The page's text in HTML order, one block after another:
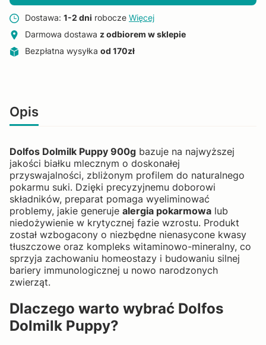
Dostawa: 1-2 dni robocze Więcej
Darmowa dostawa z odbiorem w sklepie
Bezpłatna wysyłka od 170zł
Opis
Dolfos Dolmilk Puppy 900g bazuje na najwyższej
jakości białku mlecznym o doskonałej
przyswajalności, zbliżonym profilem do naturalnego
pokarmu suki. Dzięki precyzyjnemu doborowi
składników, preparat pomaga wyeliminować
problemy, jakie generuje alergia pokarmowa lub
niedożywienie w krytycznej fazie wzrostu. Produkt
został wzbogacony o niezbędne nienasycone kwasy
tłuszczowe oraz kompleks witaminowo-mineralny, co
sprzyja zachowaniu homeostazy i budowaniu silnej
bariery immunologicznej u nowo narodzonych
zwierząt.
Dlaczego warto wybrać Dolfos
Dolmilk Puppy?